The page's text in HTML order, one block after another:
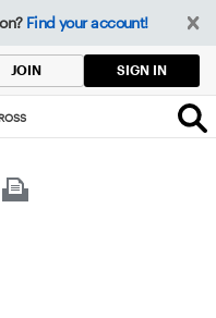
Find your account!
JOIN SIGN IN